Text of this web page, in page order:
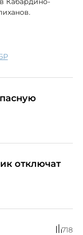
отключат
718